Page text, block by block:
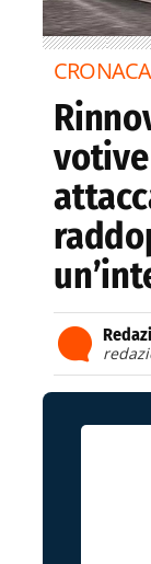
CRONACA
votive